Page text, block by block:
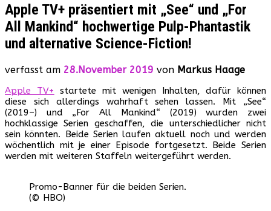
Apple TV+ präsentiert mit „See“ und „For
All Mankind“ hochwertige Pulp-Phantastik
und alternative Science-Fiction!
verfasst am 28.November 2019 von Markus Haage
Apple TV+ startete mit wenigen Inhalten, dafür können
diese sich allerdings wahrhaft sehen lassen. Mit „See“
(2019–) und „For All Mankind“ (2019) wurden zwei
hochklassige Serien geschaffen, die unterschiedlicher nicht
sein könnten. Beide Serien laufen aktuell noch und werden
wöchentlich mit je einer Episode fortgesetzt. Beide Serien
werden mit weiteren Staffeln weitergeführt werden.
Promo-Banner für die beiden Serien.
(© HBO)